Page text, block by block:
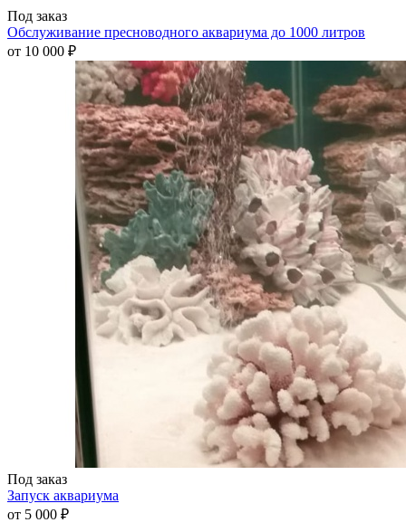
Под заказ
Обслуживание пресноводного аквариума до 1000 литров
от 10 000 ₽
Под заказ
Запуск аквариума
от 5 000 ₽